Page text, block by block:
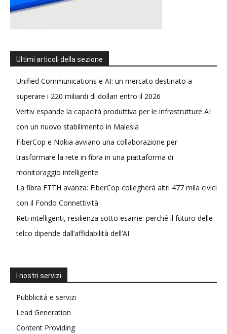
Ultimi articoli della sezione
Unified Communications e AI: un mercato destinato a
superare i 220 miliardi di dollari entro il 2026
Vertiv espande la capacità produttiva per le infrastrutture AI
con un nuovo stabilimento in Malesia
FiberCop e Nokia avviano una collaborazione per
trasformare la rete in fibra in una piattaforma di
monitoraggio intelligente
La fibra FTTH avanza: FiberCop collegherà altri 477 mila civici
con il Fondo Connettività
Reti intelligenti, resilienza sotto esame: perché il futuro delle
telco dipende dall’affidabilità dell’AI
I nostri servizi
Pubblicità e servizi
Lead Generation
Content Providing